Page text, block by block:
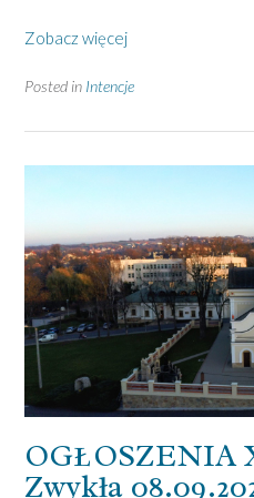
Zobacz więcej
Posted in Intencje
OGŁOSZENIA
Zwykła